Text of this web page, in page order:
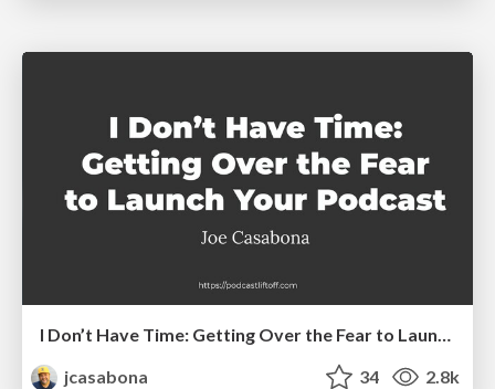
I Don’t Have Time: Getting Over the Fear to Launch Your Podcast
jcasabona
34 2.8k